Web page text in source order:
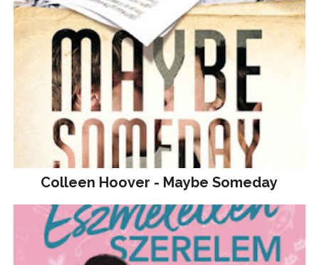
Colleen Hoover - Maybe Someday